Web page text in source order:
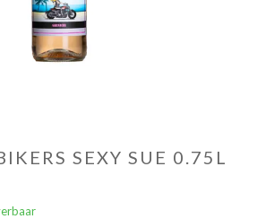
Jenever
SEXY SUE 0.75L